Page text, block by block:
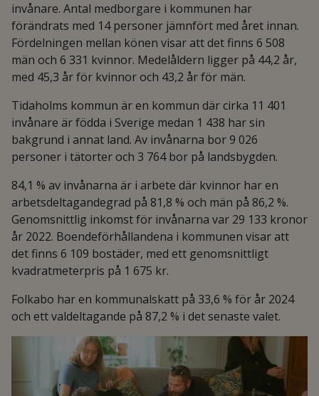
invånare. Antal medborgare i kommunen har
förändrats med 14 personer jämnfört med året innan.
Fördelningen mellan könen visar att det finns 6 508
män och 6 331 kvinnor. Medelåldern ligger på 44,2 år,
med 45,3 år för kvinnor och 43,2 år för män.
Tidaholms kommun är en kommun där cirka 11 401
invånare är födda i Sverige medan 1 438 har sin
bakgrund i annat land. Av invånarna bor 9 026
personer i tätorter och 3 764 bor på landsbygden.
84,1 % av invånarna är i arbete där kvinnor har en
arbetsdeltagandegrad på 81,8 % och män på 86,2 %.
Genomsnittlig inkomst för invånarna var 29 133 kronor
år 2022. Boendeförhållandena i kommunen visar att
det finns 6 109 bostäder, med ett genomsnittligt
kvadratmeterpris på 1 675 kr.
Folkabo har en kommunalskatt på 33,6 % för år 2024
och ett valdeltagande på 87,2 % i det senaste valet.